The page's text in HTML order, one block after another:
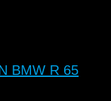
BMW R 65